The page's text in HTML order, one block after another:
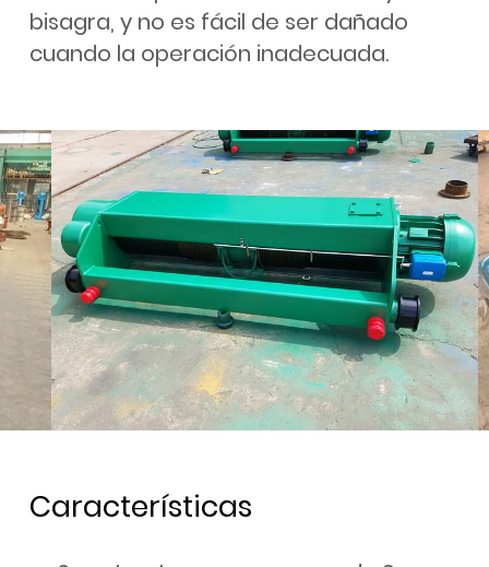
bisagra, y no es fácil de ser dañado
cuando la operación inadecuada.
Características